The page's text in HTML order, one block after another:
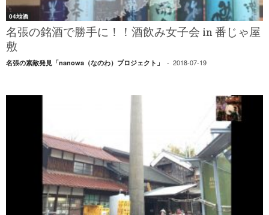
04地酒
名張の銘酒で勝手に！！酒飲み女子会 in 番じゃ屋
敷
名張の素敵発見「nanowa（なのわ）プロジェクト」 - 2018-07-19